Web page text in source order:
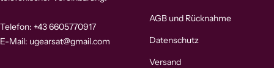
Telefon: +43 6605770917
E-Mail: ugearsat@gmail.com
AGB und Rücknahme
Datenschutz
Versand